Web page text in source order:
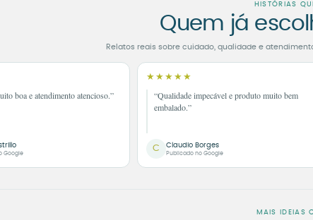
HISTÓRIAS
Quem já
Relatos reais sobre cuidado, qualidade e
boa e atendimento atencioso.”
Google
★★★★★
“Qualidade impecável e produto muito bem
embalado.”
C Claudio Borges
Publicado no Google
MAIS IDEIAS